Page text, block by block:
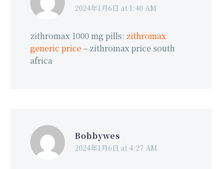
2024年1月6日 at 1:40 AM
zithromax 1000 mg pills: zithromax
generic price – zithromax price south
africa
Bobbywes
2024年1月6日 at 4:27 AM